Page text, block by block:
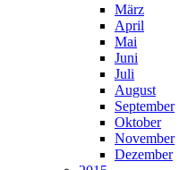
März
April
Mai
Juni
Juli
August
September
Oktober
November
Dezember